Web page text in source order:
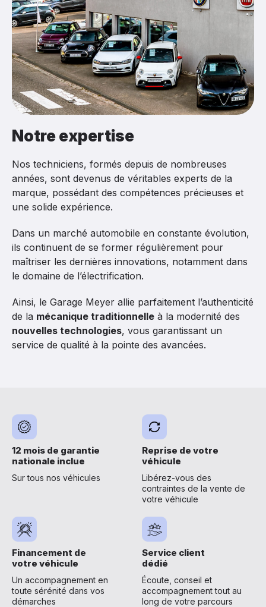
Notre expertise
Nos techniciens, formés depuis de nombreuses
années, sont devenus de véritables experts de la
marque, possédant des compétences précieuses et
une solide expérience.
Dans un marché automobile en constante évolution,
ils continuent de se former régulièrement pour
maîtriser les dernières innovations, notamment dans
le domaine de l’électrification.
Ainsi, le Garage Meyer allie parfaitement l’authenticité
de la mécanique traditionnelle à la modernité des
nouvelles technologies, vous garantissant un
service de qualité à la pointe des avancées.
12 mois de garantie
nationale inclue
Sur tous nos véhicules
Reprise de votre
véhicule
Libérez-vous des
contraintes de la vente de
votre véhicule
Financement de
votre véhicule
Un accompagnement en
toute sérénité dans vos
démarches
Service client
dédié
Écoute, conseil et
accompagnement tout au
long de votre parcours